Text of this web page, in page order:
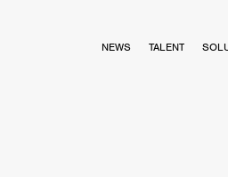
NEWS TALENT